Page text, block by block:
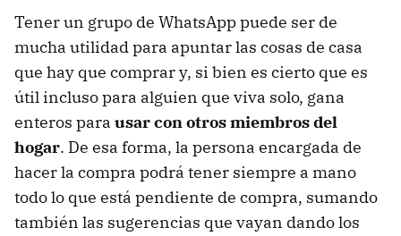
Tener un grupo de WhatsApp puede ser de
mucha utilidad para apuntar las cosas de casa
que hay que comprar y, si bien es cierto que es
útil incluso para alguien que viva solo, gana
enteros para usar con otros miembros del
hogar. De esa forma, la persona encargada de
hacer la compra podrá tener siempre a mano
todo lo que está pendiente de compra, sumando
también las sugerencias que vayan dando los